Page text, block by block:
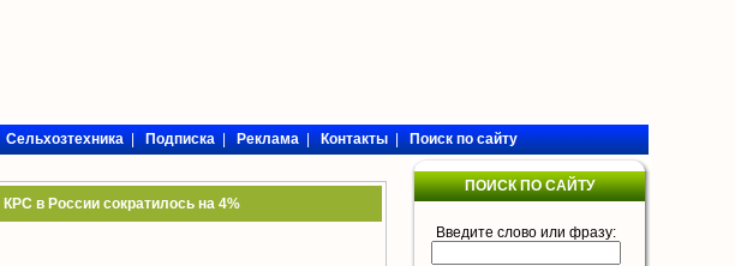
Сельхозтехника|Подписка|Реклама|Контакты|Поиск по сайту
в России сократилось на 4%
ПОИСК ПО САЙТУ
Введите слово или фразу: